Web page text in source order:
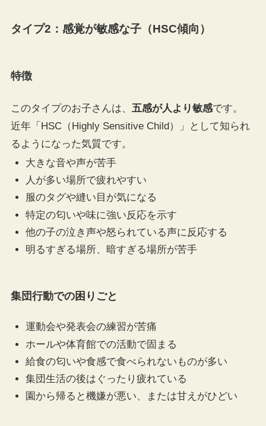
タイプ2：感覚が敏感な子（HSC傾向）
特徴
このタイプのお子さんは、 五感が人より敏感です。
近年「HSC（Highly Sensitive Child）」として知られ
るようになった気質です。
大きな音や声が苦手
人が多い場所で疲れやすい
服のタグや縫い目が気になる
特定の匂いや味に強い反応を示す
他の子の泣き声や怒られている声に反応する
明るすぎる場所、暗すぎる場所が苦手
集団行動での困りごと
運動会や発表会の練習が苦痛
ホールや体育館での活動で固まる
給食の匂いや食感で食べられないものが多い
集団生活の後はぐったり疲れている
園から帰ると機嫌が悪い、または甘えがひどい